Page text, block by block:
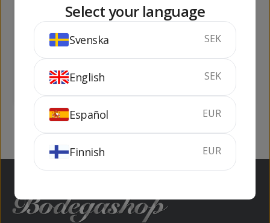
Monin Gomme Gum
70 cl
Monin Mojito
Select your language
Svenska SEK
English SEK
Español EUR
Finnish EUR